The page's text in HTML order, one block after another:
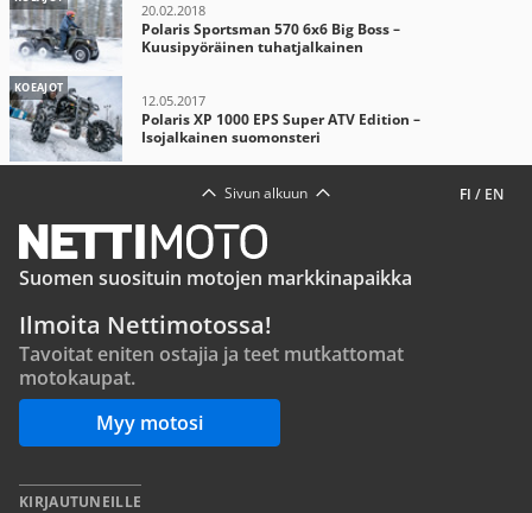
20.02.2018
Polaris Sportsman 570 6x6 Big Boss –
Kuusipyöräinen tuhatjalkainen
KOEAJOT
12.05.2017
Polaris XP 1000 EPS Super ATV Edition –
Isojalkainen suomonsteri
FI / EN
Sivun alkuun
Suomen suosituin motojen markkinapaikka
Ilmoita Nettimotossa!
Tavoitat eniten ostajia ja teet mutkattomat
motokaupat.
Myy motosi
KIRJAUTUNEILLE